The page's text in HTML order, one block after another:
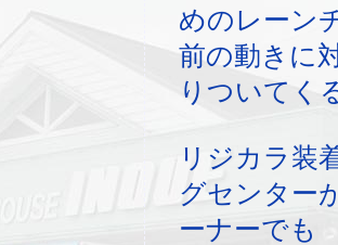
めのレーン
前の動きに
りついてく
リジカラ装
グセンター
ーナーでも